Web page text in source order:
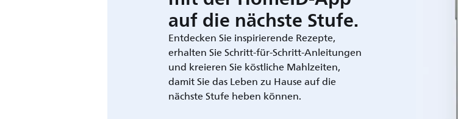
auf die nächste Stufe.
Entdecken Sie inspirierende Rezepte,
erhalten Sie Schritt-für-Schritt-Anleitungen
und kreieren Sie köstliche Mahlzeiten,
damit Sie das Leben zu Hause auf die
nächste Stufe heben können.